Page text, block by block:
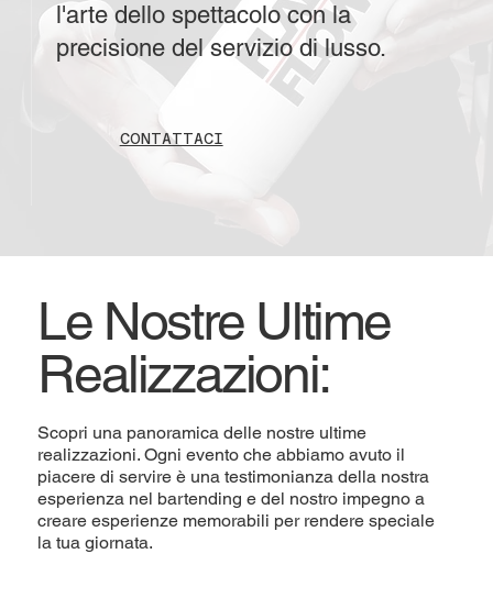
CONTATTACI
l'arte dello spettacolo con la
precisione del servizio di lusso.
Le Nostre Ultime
Realizzazioni:
Scopri una panoramica delle nostre ultime
realizzazioni. Ogni evento che abbiamo avuto il
piacere di servire è una testimonianza della nostra
esperienza nel bartending e del nostro impegno a
creare esperienze memorabili per rendere speciale
la tua giornata.